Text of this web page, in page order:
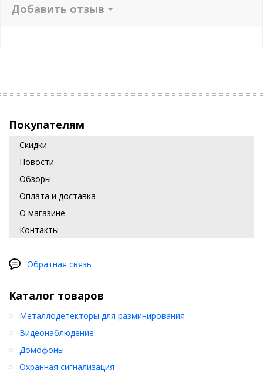
Добавить отзыв
Покупателям
Скидки
Новости
Обзоры
Оплата и доставка
О магазине
Контакты
Обратная связь
Каталог товаров
Металлодетекторы для разминирования
Видеонаблюдение
Домофоны
Охранная сигнализация